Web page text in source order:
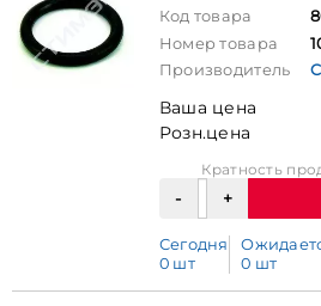
Код товара
Номер товара
Производитель
Ваша цена
Розн.цена
Кратность
Сегодня
0 шт
0 шт